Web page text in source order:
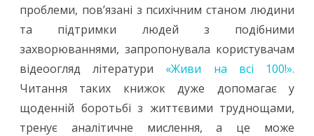
проблеми, пов’язані з психічним станом людини
та підтримки людей з подібними
захворюваннями, запропонувала користувачам
відеоогляд літератури «Живи на всі 100!».
Читання таких книжок дуже допомагає у
щоденній боротьбі з життєвими труднощами,
тренує аналітичне мислення, а це може